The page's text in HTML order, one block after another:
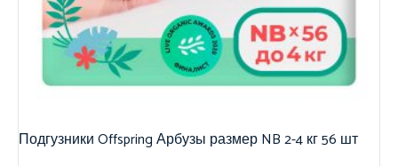
Подгузники Offspring Арбузы размер NB 2-4 кг 56 шт